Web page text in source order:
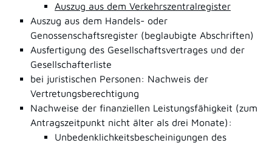
Auszug aus dem Verkehrszentralregister
Auszug aus dem Handels- oder
Genossenschaftsregister (beglaubigte Abschriften)
Ausfertigung des Gesellschaftsvertrages und der
Gesellschafterliste
bei juristischen Personen: Nachweis der
Vertretungsberechtigung
Nachweise der finanziellen Leistungsfähigkeit (zum
Antragszeitpunkt nicht älter als drei Monate):
Unbedenklichkeitsbescheinigungen des